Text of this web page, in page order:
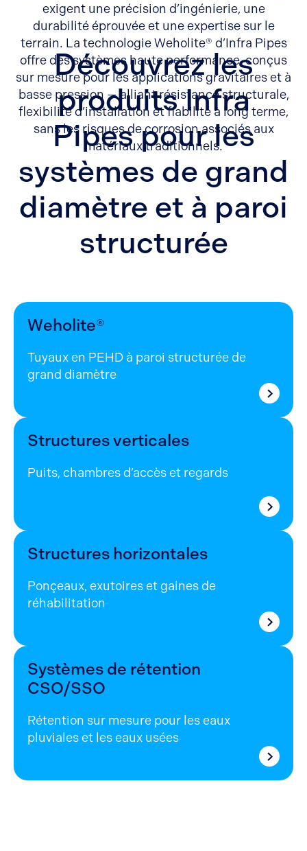
exigent une précision d’ingénierie, une
durabilité éprouvée et une expertise sur le
terrain. La technologie Weholite® d’Infra Pipes
offre des systèmes haute performance, conçus
sur mesure pour les applications gravitaires et à
basse pression — alliant résistance structurale,
flexibilité d’installation et fiabilité à long terme,
sans les risques de corrosion associés aux
matériaux traditionnels.
Découvrez les
produits Infra
Pipes pour les
systèmes de grand
diamètre et à paroi
structurée
Weholite®
Tuyaux en PEHD à paroi structurée de
grand diamètre
Structures verticales
Puits, chambres d’accès et regards
Structures horizontales
Ponçeaux, exutoires et gaines de
réhabilitation
Systèmes de rétention
CSO/SSO
Rétention sur mesure pour les eaux
pluviales et les eaux usées